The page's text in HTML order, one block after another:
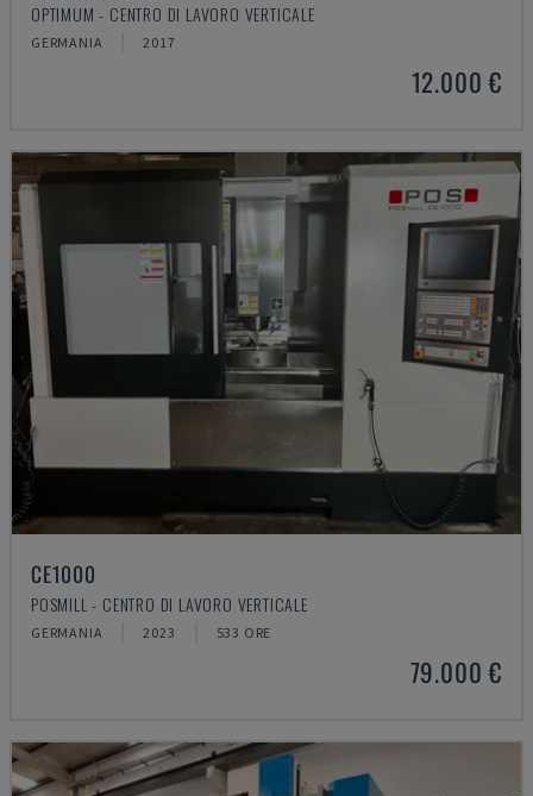
OPTIMUM - CENTRO DI LAVORO VERTICALE
GERMANIA 2017
12.000 €
CE1000
POSMILL - CENTRO DI LAVORO VERTICALE
GERMANIA 2023 533 ORE
79.000 €